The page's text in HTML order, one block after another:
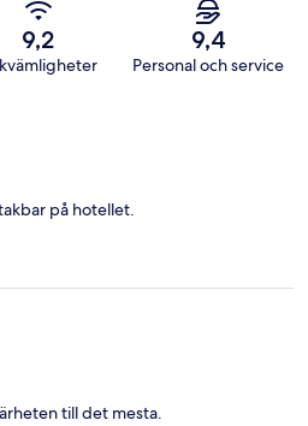
9,2 9,4
Personal och service
på hotellet.
till det mesta.